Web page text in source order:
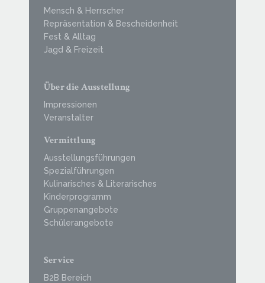
Mensch & Herrscher
Repräsentation & Bescheidenheit
Fest & Alltag
Jagd & Freizeit
Über die Ausstellung
Impressionen
Veranstalter
Vermittlung
Ausstellungsführungen
Spezialführungen
Kulinarisches & Literarisches
Kinderprogramm
Gruppenangebote
Schülerangebote
Service
B2B Bereich